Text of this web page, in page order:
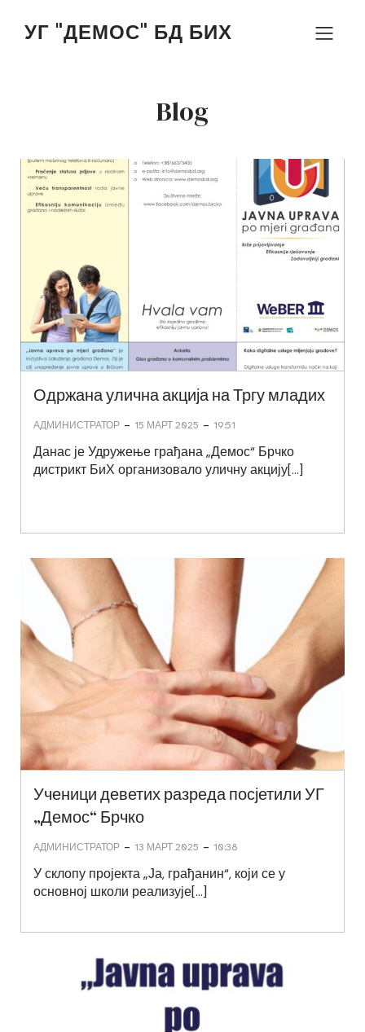
УГ "ДЕМОС" БД БИХ
Blog
Одржана улична акција на Тргу младих
АДМИНИСТРАТОР - 15 МАРТ 2025 - 19:51
Данас је Удружење грађана „Демос“ Брчко
дистрикт БиХ организовало уличну акцију[…]
Ученици деветих разреда посјетили УГ
„Демос“ Брчко
АДМИНИСТРАТОР - 13 МАРТ 2025 - 10:38
У склопу пројекта „Ја, грађанин“, који се у
основној школи реализује[…]